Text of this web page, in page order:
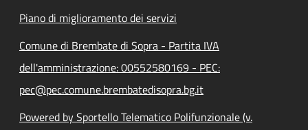
Piano di miglioramento dei servizi
Comune di Brembate di Sopra - Partita IVA
dell'amministrazione: 00552580169 - PEC:
pec@pec.comune.brembatedisopra.bg.it
Powered by Sportello Telematico Polifunzionale (v.